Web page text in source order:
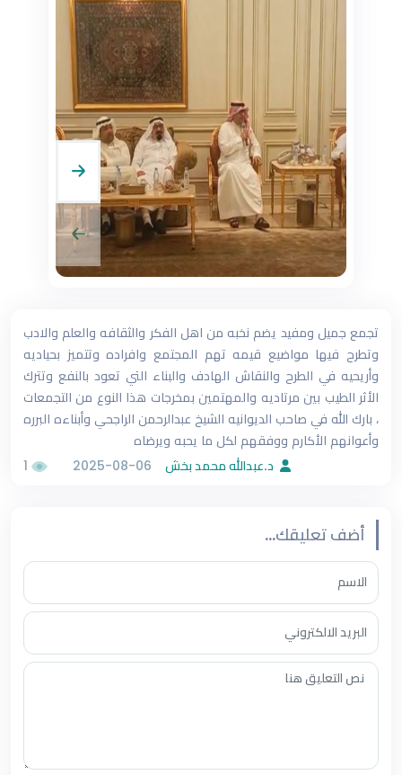
تجمع جميل ومفيد يضم نخبه من اهل الفكر والثقافه والعلم والادب
وتطرح فيها مواضيع قيمه تهم المجتمع وافراده وتتميز بحياديه
وأريحيه في الطرح والنقاش الهادف والبناء التي تعود بالنفع وتترك
الأثر الطيب بين مرتاديه والمهتمين بمخرجات هذا النوع من التجمعات
، بارك الله في صاحب الديوانيه الشيخ عبدالرحمن الراجحي وأبناءه البرره
وأعوانهم الأكارم ووفقهم لكل ما يحبه ويرضاه
د.عبدالله محمد بخش
2025-08-06
أضف تعليقك...